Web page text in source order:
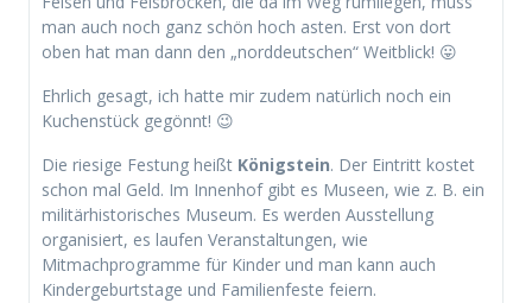
man auch noch ganz schön hoch asten. Erst von dort
oben hat man dann den „norddeutschen“ Weitblick! 😛
Ehrlich gesagt, ich hatte mir zudem natürlich noch ein
Kuchenstück gegönnt! 😉
Die riesige Festung heißt Königstein. Der Eintritt kostet
schon mal Geld. Im Innenhof gibt es Museen, wie z. B. ein
militärhistorisches Museum. Es werden Ausstellung
organisiert, es laufen Veranstaltungen, wie
Mitmachprogramme für Kinder und man kann auch
Kindergeburtstage und Familienfeste feiern.